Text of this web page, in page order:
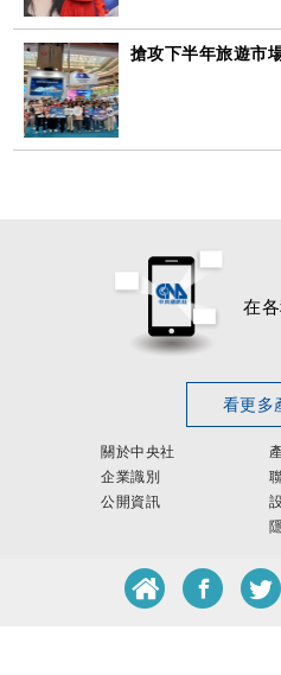
搶攻下半年旅遊市
在
看更多
關於中央社
企業識別
公開資訊
客服專線：
0800-256-688
客服信箱：